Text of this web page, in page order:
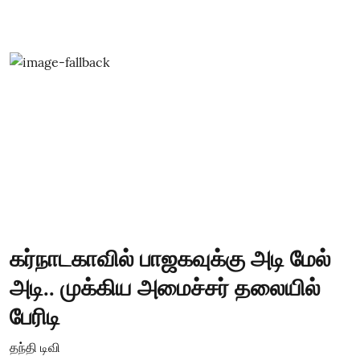
கர்நாடகாவில் பாஜகவுக்கு அடி மேல்
அடி.. முக்கிய அமைச்சர் தலையில்
பேரிடி
தந்தி டிவி